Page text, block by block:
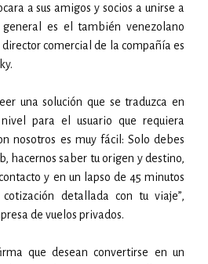
a sus amigos y socios a unirse a
es el también venezolano
comercial de la compañía es
una solución que se traduzca en
para el usuario que requiera
nosotros es muy fácil: Solo debes
hacernos saber tu origen y destino,
y en un lapso de 45 minutos
detallada con tu viaje”,
de vuelos privados.
que desean convertirse en un